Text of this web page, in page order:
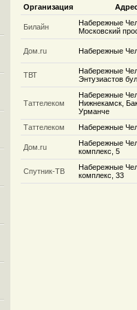
Организация
Билайн
Набережные
Московский
Дом.ru Набережные
ТВТ
Набережные
Энтузиастов
Таттелеком
Набережные
Нижнекамск,
Урманче
Таттелеком Набережные
Дом.ru
Набережные
комплекс, 5
Спутник-ТВ
Набережные
комплекс, 33